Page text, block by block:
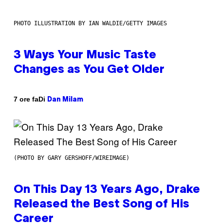
PHOTO ILLUSTRATION BY IAN WALDIE/GETTY IMAGES
3 Ways Your Music Taste
Changes as You Get Older
7 ore faDi Dan Milam
(PHOTO BY GARY GERSHOFF/WIREIMAGE)
On This Day 13 Years Ago, Drake
Released the Best Song of His
Career